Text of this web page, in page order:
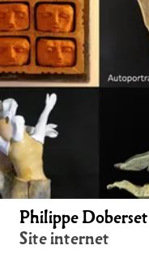
Philippe Doberset
Site internet